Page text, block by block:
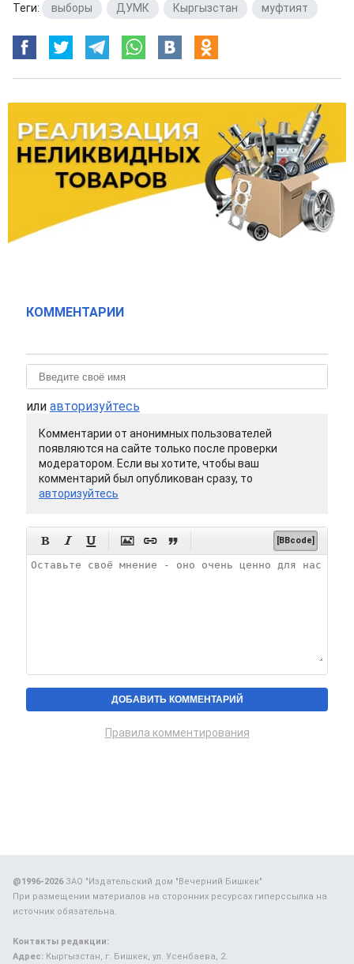
Теги: выборы ДУМК Кыргызстан муфтият
КОММЕНТАРИИ
или авторизуйтесь
Комментарии от анонимных пользователей
появляются на сайте только после проверки
модератором. Если вы хотите, чтобы ваш
комментарий был опубликован сразу, то
авторизуйтесь
      [BBcode]
Правила комментирования
@1996-2026ЗАО "Издательский дом "Вечерний Бишкек"
При размещении материалов на сторонних ресурсах гиперссылка на
источник обязательна.
Контакты редакции:
Адрес: Кыргызстан, г. Бишкек, ул. Усенбаева, 2.